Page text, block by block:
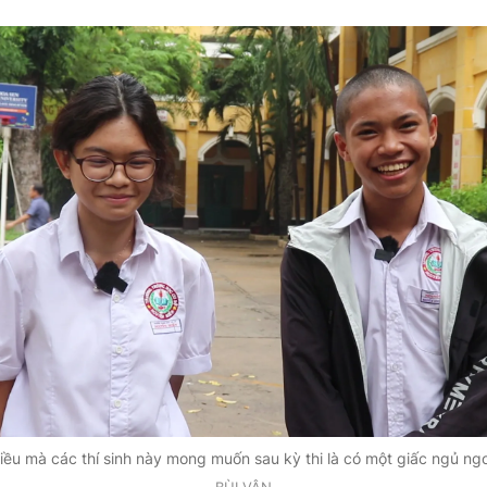
mà các thí sinh này mong muốn sau kỳ thi là có một giấc ngủ